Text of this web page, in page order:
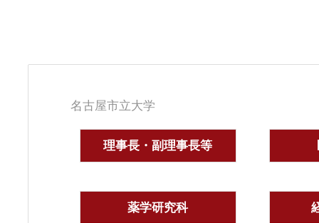
名古屋市立大学
理事長・副理事長等
薬学研究科